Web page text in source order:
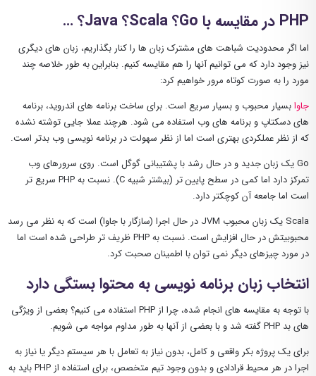
PHP در مقایسه با Go؟ Scala؟ Java؟ …
اما اگر محدودیت شباهت های مشترک زبان ها را کنار بگذاریم، زبان های دیگری
نیز وجود دارد که می توانیم آنها را هم مقایسه کنیم. بنابراین به طور خلاصه چند
مورد را به صورت کوتاه مرور خواهیم کرد:
جاوابسیار محبوب و بسیار سریع است. برای ساخت برنامه های اندروید، برنامه
های دسکتاپ و برنامه های وب استفاده می شود. هرچند عملا جایی توشته نشده
که از نظر عملکردی بهتری است اما از نظر سهولت در برنامه نویسی وب بدتر است.
Go یک زبان جدید و در حال رشد با پشتیبانی گوگل است. روی سرورهای وب
تمرکز دارد اما کمی در سطح پایین تر (بیشتر شبیه C). نسبت به PHP سریع تر
است اما جامعه آن کوچکتر دارد.
Scala یک زبان محبوب JVM در حال اجرا (سازگار با جاوا) است که به نظر می رسد
محبوبیتش در حال افزایش است. نسبت به PHP ظریف تر طراحی شده است اما
در مورد چیزهای دیگر نمی توان با اطمینان صحبت کرد.
انتخاب زبان برنامه نویسی به محتوا بستگی دارد
با توجه به مقایسه های انجام شده، چرا از PHP استفاده می کنیم؟ بعضی از ویژگی
های بد PHP گفته شد و با بعضی از آنها به طور مداوم مواجه می شویم.
برای یک پروژه بکر واقعی و کامل، بدون نیاز به تعامل با هر سیستم دیگر یا نیاز به
اجرا در هر محیط قرادادی و بدون وجود تیم متخصص، برای استفاده از PHP باید به